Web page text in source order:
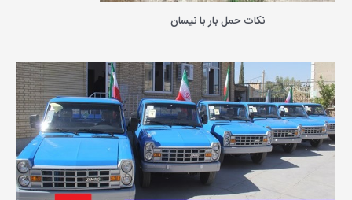
نکات حمل بار با نیسان